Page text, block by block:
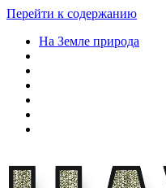
Перейти к содержанию
На Земле природа